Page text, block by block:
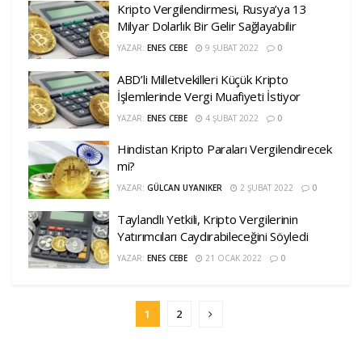
Kripto Vergilendirmesi, Rusya’ya 13
Milyar Dolarlık Bir Gelir Sağlayabilir
YAZAR: ENES CEBE 9 ŞUBAT 2022 0
ABD’li Milletvekilleri Küçük Kripto
İşlemlerinde Vergi Muafiyeti İstiyor
YAZAR: ENES CEBE 4 ŞUBAT 2022 0
Hindistan Kripto Paraları Vergilendirecek
mi?
YAZAR: GÜLCAN UYANIKER 2 ŞUBAT 2022 0
Taylandlı Yetkili, Kripto Vergilerinin
Yatırımcıları Caydırabileceğini Söyledi
YAZAR: ENES CEBE 21 OCAK 2022 0
1 2